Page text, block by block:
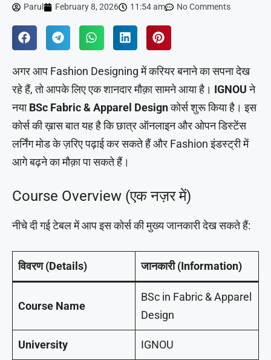
Parul February 8, 2026 11:54 am No Comments
अगर आप Fashion Designing में करियर बनाने का सपना देख
रहे हैं, तो आपके लिए एक शानदार मौक़ा सामने आया है। IGNOUने
नयाBSc Fabric & Apparel Designकोर्स शुरू किया है। इस
कोर्स की ख़ास बात यह है कि छात्र ऑनलाइन और ओपन डिस्टेंस
लर्निंग मोड के ज़रिए पढ़ाई कर सकते हैं और Fashion इंडस्ट्री में
आगे बढ़ने का मौक़ा पा सकते हैं।
Course Overview (एक नज़र में)
नीचे दी गई टेबल में आप इस कोर्स की मुख्य जानकारी देख सकते हैं:
विवरण (Details) जानकारी (Information)
Course Name
BSc in Fabric & Apparel
Design
University IGNOU